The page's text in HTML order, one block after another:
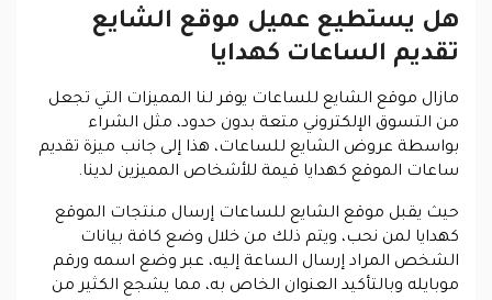
هل يستطيع عميل موقع الشايع
تقديم الساعات كهدايا
مازال موقع الشايع للساعات يوفر لنا المميزات التي تجعل
من التسوق الإلكتروني متعة بدون حدود، مثل الشراء
بواسطة عروض الشايع للساعات، هذا إلى جانب ميزة تقديم
ساعات الموقع كهدايا قيمة للأشخاص المميزين لدينا.
حيث يقبل موقع الشايع للساعات إرسال منتجات الموقع
كهدايا لمن نحب، ويتم ذلك من خلال وضع كافة بيانات
الشخص المراد إرسال الساعة إليه، عبر وضع اسمه ورقم
موبايله وبالتأكيد العنوان الخاص به، مما يشجع الكثير من